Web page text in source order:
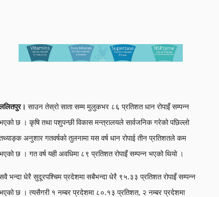
साउन तेस्रो साता सम्म मुलुकभर ८६ प्रतिशत धान रोपाइँ सम्पन्न
छ । कृषि तथा पशुपन्छी विकास मन्त्रालयले सार्वजनिक गरेको पछिल्लो
अनुशार गतवर्षको तुलनामा यस वर्ष धान रोपाई तीन प्रतिशतले कम
छ । गत वर्ष यही अवधिमा ८९ प्रतिशत रोपाइँ सम्पन्न भएको थियो ।
भन्दा धेरै सुदूरपश्चिम प्रदेशमा सबैभन्दा धेरै ९५.३३ प्रतिशत रोपाइँ सम्पन्न
छ । त्यसैगरी १ नम्बर प्रदेशमा ८०.१३ प्रतिशत, २ नम्बर प्रदेशमा